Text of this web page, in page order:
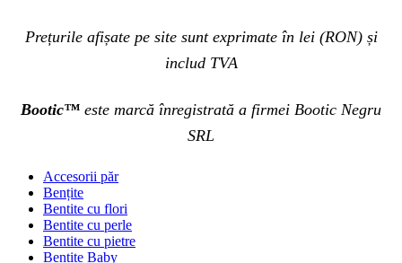
Prețurile afișate pe site sunt exprimate în lei (RON) și
includ TVA
Bootic™ este marcă înregistrată a firmei Bootic Negru
SRL
Accesorii păr
Bențite
Bentite cu flori
Bentite cu perle
Bentite cu pietre
Bentite Baby